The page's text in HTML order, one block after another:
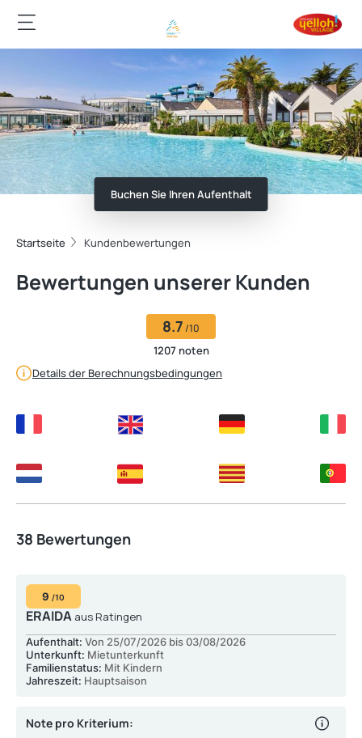
Buchen Sie Ihren Aufenthalt
Startseite Kundenbewertungen
Bewertungen unserer Kunden
8.7/10
1207 noten
Details der Berechnungsbedingungen
38 Bewertungen
9 /10
ERAIDA aus Ratingen
Aufenthalt: Von 25/07/2026 bis 03/08/2026
Unterkunft: Mietunterkunft
Familienstatus: Mit Kindern
Jahreszeit: Hauptsaison
Note pro Kriterium: